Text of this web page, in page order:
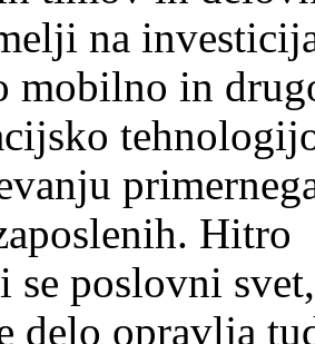
na
mobilno in
Hitro
se poslovni
delo opravlja